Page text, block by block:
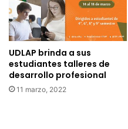
UDLAP brinda a sus
estudiantes talleres de
desarrollo profesional
11 marzo, 2022